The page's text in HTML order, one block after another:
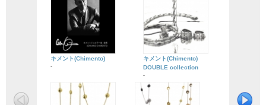
キメント(Chimento)
-
キメント(Chimento)
DOUBLE collection
-